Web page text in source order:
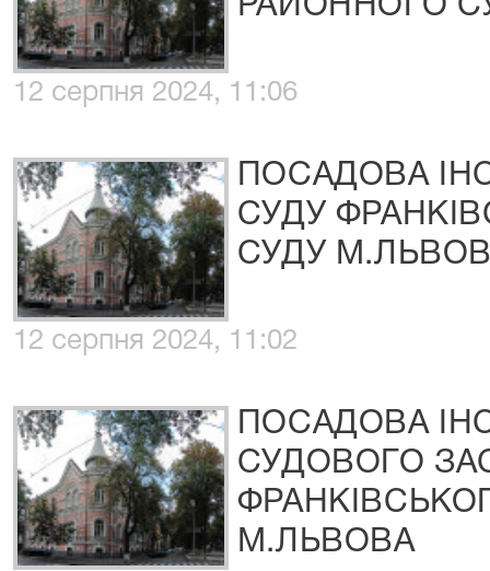
РАЙОННОГО
12 серпня 2024, 11:06
ПОСАДОВА
СУДУ
СУДУ
12 серпня 2024, 11:02
ПОСАДОВА
СУДОВОГО
М.ЛЬВОВА